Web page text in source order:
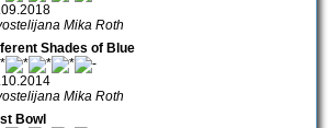
Mika Roth
Shades of Blue
Mika Roth
Bowl